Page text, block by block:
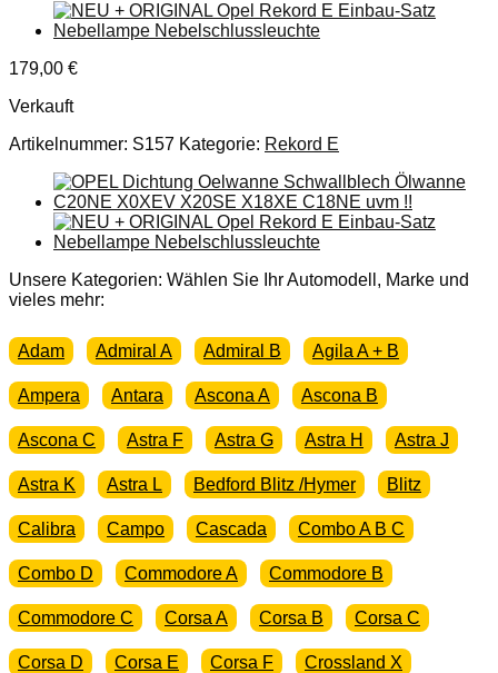
179,00 €
Verkauft
Artikelnummer: S157 Kategorie: Rekord E
Unsere Kategorien: Wählen Sie Ihr Automodell, Marke und
vieles mehr:
Adam Admiral A Admiral B Agila A + B
Ampera Antara Ascona A Ascona B
Ascona C Astra F Astra G Astra H Astra J
Astra K Astra L Bedford Blitz /Hymer Blitz
Calibra Campo Cascada Combo A B C
Combo D Commodore A Commodore B
Commodore C Corsa A Corsa B Corsa C
Corsa D Corsa E Corsa F Crossland X